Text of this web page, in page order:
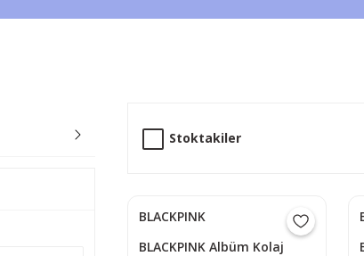
Stoktakiler
BLACKPINK
BLACKPINK Albüm Kolaj